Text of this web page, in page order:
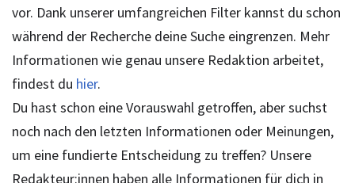
vor. Dank unserer umfangreichen Filter kannst du schon
während der Recherche deine Suche eingrenzen. Mehr
Informationen wie genau unsere Redaktion arbeitet,
findest du hier.
Du hast schon eine Vorauswahl getroffen, aber suchst
noch nach den letzten Informationen oder Meinungen,
um eine fundierte Entscheidung zu treffen? Unsere
Redakteur:innen haben alle Informationen für dich in